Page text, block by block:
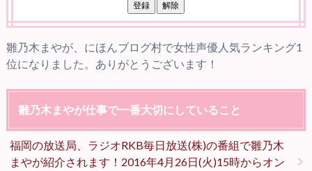
雛乃木まやが、にほんブログ村で女性声優人気ランキング1
位になりました。ありがとうございます！
雛乃木まやが仕事で一番大切にしていること
福岡の放送局、ラジオRKB毎日放送(株)の番組で雛乃木
まやが紹介されます！2016年4月26日(火)15時からオン